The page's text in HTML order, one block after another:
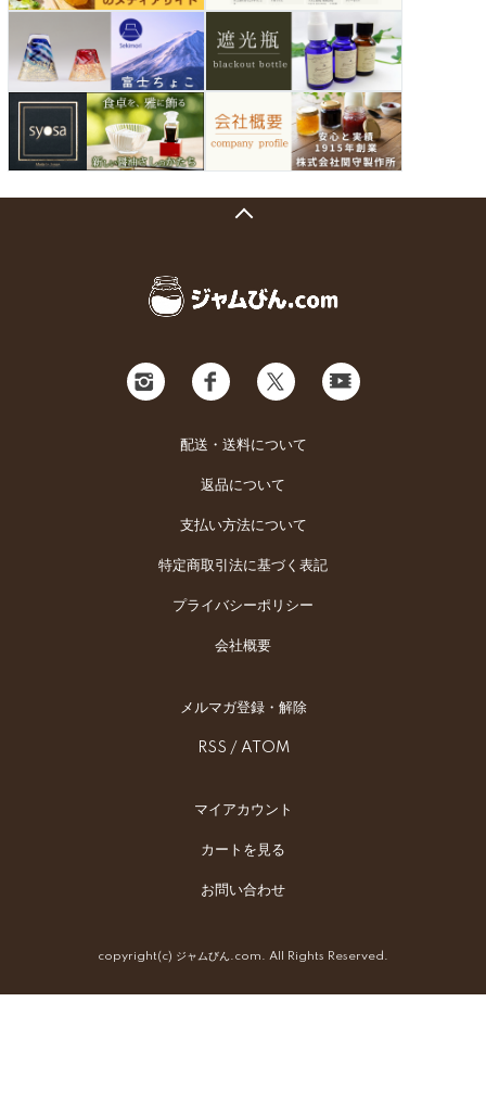
配送・送料について
返品について
支払い方法について
特定商取引法に基づく表記
プライバシーポリシー
会社概要
メルマガ登録・解除
RSS / ATOM
マイアカウント
カートを見る
お問い合わせ
copyright(c) ジャムびん.com. All Rights Reserved.